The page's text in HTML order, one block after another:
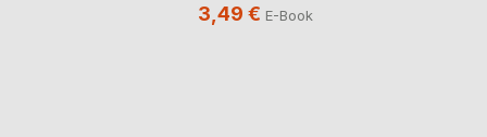
3,49 € E-Book